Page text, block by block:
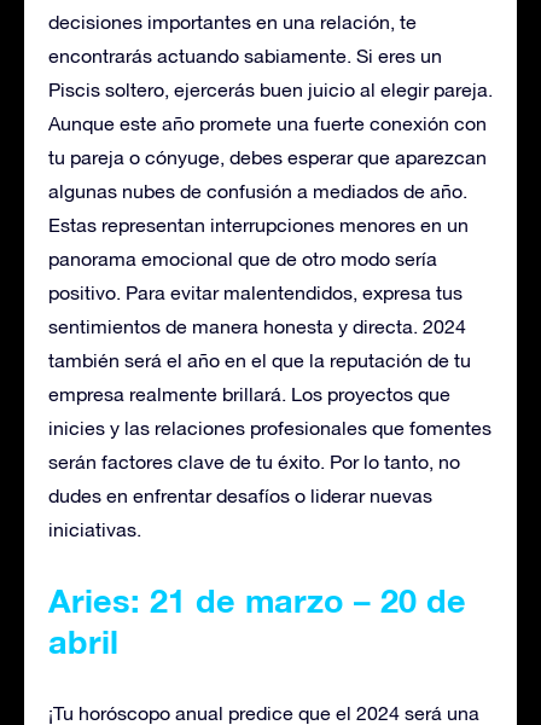
decisiones importantes en una relación, te
encontrarás actuando sabiamente. Si eres un
Piscis soltero, ejercerás buen juicio al elegir pareja.
Aunque este año promete una fuerte conexión con
tu pareja o cónyuge, debes esperar que aparezcan
algunas nubes de confusión a mediados de año.
Estas representan interrupciones menores en un
panorama emocional que de otro modo sería
positivo. Para evitar malentendidos, expresa tus
sentimientos de manera honesta y directa. 2024
también será el año en el que la reputación de tu
empresa realmente brillará. Los proyectos que
inicies y las relaciones profesionales que fomentes
serán factores clave de tu éxito. Por lo tanto, no
dudes en enfrentar desafíos o liderar nuevas
iniciativas.
Aries: 21 de marzo – 20 de
abril
¡Tu horóscopo anual predice que el 2024 será una